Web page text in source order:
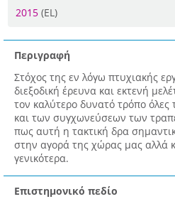
2015 (EL)
Περιγραφή
Στόχος της εν λόγω πτυχιακής
διεξοδική έρευνα και εκτενή
τον καλύτερο δυνατό τρόπο όλες
και των συγχωνεύσεων των
πως αυτή η τακτική δρα
στην αγορά της χώρας μας αλλά
γενικότερα.
Επιστημονικό πεδίο